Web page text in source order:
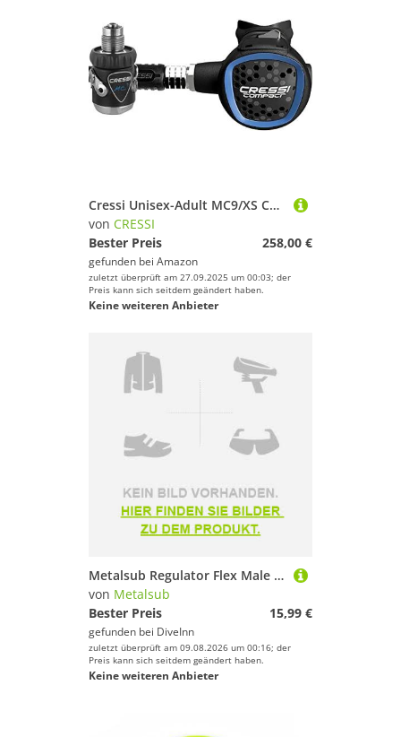
Cressi Unisex-Adult MC9/XS Compact Regulator Lungenautomaten, Blau, DIN
von CRESSI
Bester Preis
258,00 €
gefunden bei Amazon
zuletzt überprüft am 27.09.2025 um 00:03; der
Preis kann sich seitdem geändert haben.
Keine weiteren Anbieter
Metalsub Regulator Flex Male 1/2´´ Unf Schlauch
von Metalsub
Bester Preis
15,99 €
gefunden bei DiveInn
zuletzt überprüft am 09.08.2026 um 00:16; der
Preis kann sich seitdem geändert haben.
Keine weiteren Anbieter